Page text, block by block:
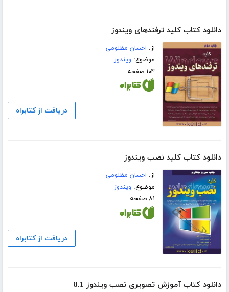
دانلود کتاب کلید ترفندهای ویندوز
از: احسان مظلومی
موضوع: ویندوز
۱۰۴ صفحه
دریافت از کتابراه
دانلود کتاب کلید نصب ویندوز
از: احسان مظلومی
موضوع: ویندوز
۸۱ صفحه
دریافت از کتابراه
دانلود کتاب آموزش تصویری نصب ویندوز 8.1